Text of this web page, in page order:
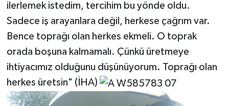
ilerlemek istedim, tercihim bu yönde oldu.
Sadece iş arayanlara değil, herkese çağrım var.
Bence toprağı olan herkes ekmeli. O toprak
orada boşuna kalmamalı. Çünkü üretmeye
ihtiyacımız olduğunu düşünüyorum. Toprağı olan
herkes üretsin" (İHA)